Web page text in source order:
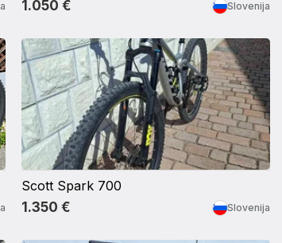
Slovenija
1.050 €
Scott Spark 700
Slovenija
1.350 €